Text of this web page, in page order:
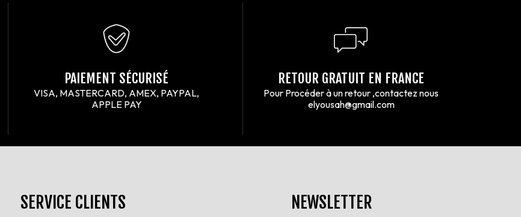
PAIEMENT SÉCURISÉ
VISA, MASTERCARD, AMEX, PAYPAL,
APPLE PAY
RETOUR GRATUIT EN FRANCE
Pour Procéder à un retour ,contactez nous
elyousah@gmail.com
SERVICE CLIENTS NEWSLETTER